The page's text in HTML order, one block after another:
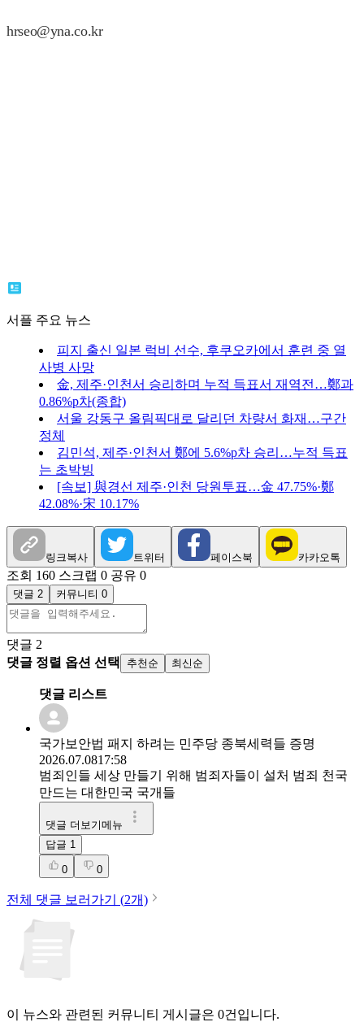
hrseo@yna.co.kr
서플 주요 뉴스
피지 출신 일본 럭비 선수, 후쿠오카에서 훈련 중 열
사병 사망
金, 제주·인천서 승리하며 누적 득표서 재역전…鄭과
0.86%p차(종합)
서울 강동구 올림픽대로 달리던 차량서 화재…구간
정체
김민석, 제주·인천서 鄭에 5.6%p차 승리…누적 득표
는 초박빙
[속보] 與경선 제주·인천 당원투표…金 47.75%·鄭
42.08%·宋 10.17%
링크복사 트위터 페이스북 카카오톡
조회 160 스크랩 0 공유 0
댓글 2 커뮤니티 0
댓글 2
댓글 정렬 옵션 선택
추천순 최신순
댓글 리스트
국가보안법 패지 하려는 민주당 종북세력들 증명
2026.07.0817:58
범죄인들 세상 만들기 위해 범죄자들이 설처 범죄 천국
만드는 대한민국 국개들
댓글 더보기메뉴
답글 1
0 0
전체 댓글 보러가기 (2개)
이 뉴스와 관련된 커뮤니티 게시글은 0건입니다.